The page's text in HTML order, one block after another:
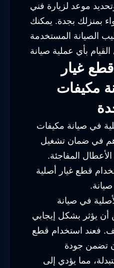
موعد لزيارة فني
بمنزلك بجدة. يمكنك
الصيانة المستخدمة
غيار
مكيفات
في صيانة مكيفات
في ضمان تشغيل
المفاجئة.
قطع غيار أصلية
في صيانة
يؤثر بشكل إيجابي
فعند استخدام قطع
تضمن جودة
مما يؤدي إلى